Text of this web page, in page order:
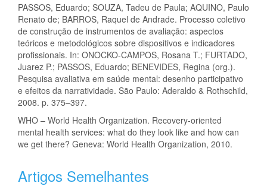
PASSOS, Eduardo; SOUZA, Tadeu de Paula; AQUINO, Paulo
Renato de; BARROS, Raquel de Andrade. Processo coletivo
de construção de instrumentos de avaliação: aspectos
teóricos e metodológicos sobre dispositivos e indicadores
profissionais. In: ONOCKO-CAMPOS, Rosana T.; FURTADO,
Juarez P.; PASSOS, Eduardo; BENEVIDES, Regina (org.).
Pesquisa avaliativa em saúde mental: desenho participativo
e efeitos da narratividade. São Paulo: Aderaldo & Rothschild,
2008. p. 375–397.
WHO – World Health Organization. Recovery-oriented
mental health services: what do they look like and how can
we get there? Geneva: World Health Organization, 2010.
Artigos Semelhantes